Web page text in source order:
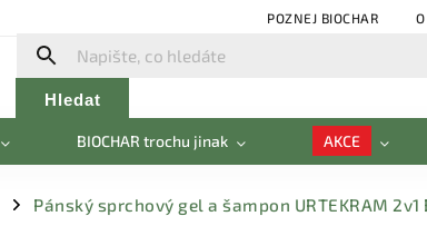
POZNEJ BIOCHAR
Hledat
BIOCHAR trochu jinak AKCE
/ Pánský sprchový gel a šampon URTEKRAM